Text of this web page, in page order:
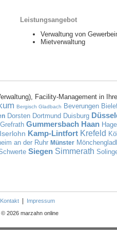
Leistungsangebot
Verwaltung von
Mietverwaltung
Facility-Management in
Bergisch Gladbach Beverungen
Dorsten Dortmund Duisburg
Grefrath Gummersbach Haan
Iserlohn Kamp-Lintfort Krefeld
an der Ruhr Münster
Siegen Simmerath
Kontakt | Impressum
2026 marzahn online